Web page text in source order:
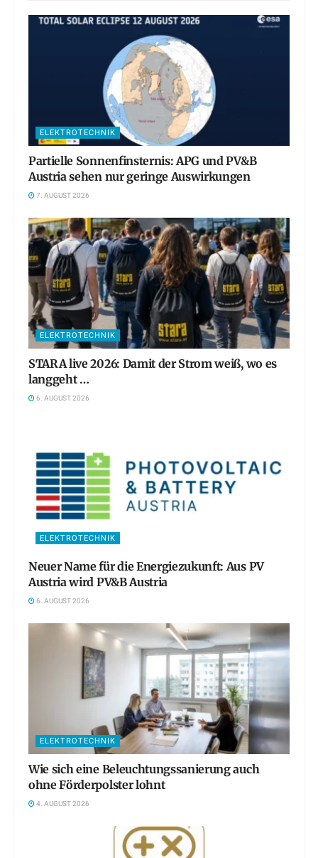
ELEKTROTECHNIK
Partielle Sonnenfinsternis: APG und PV&B
Austria sehen nur geringe Auswirkungen
7. AUGUST 2026
ELEKTROTECHNIK
STARA live 2026: Damit der Strom weiß, wo es
langgeht …
6. AUGUST 2026
ELEKTROTECHNIK
Neuer Name für die Energiezukunft: Aus PV
Austria wird PV&B Austria
6. AUGUST 2026
ELEKTROTECHNIK
Wie sich eine Beleuchtungssanierung auch
ohne Förderpolster lohnt
4. AUGUST 2026